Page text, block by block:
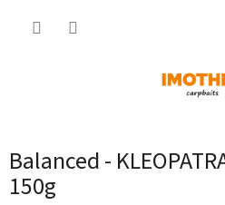
Balanced -
150g